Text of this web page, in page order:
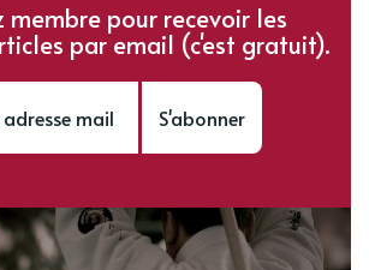
membre pour recevoir les
par email (c'est gratuit).
S'abonner